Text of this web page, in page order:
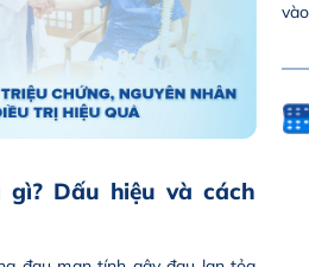
Dấu hiệu và cách